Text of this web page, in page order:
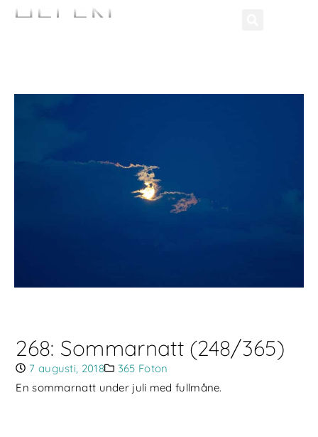
268: Sommarnatt (248/365)
7 augusti, 2018
365 Foton
En sommarnatt under juli med fullmåne.